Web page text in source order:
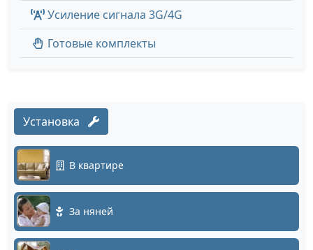
Усиление сигнала 3G/4G
Готовые комплекты
Установка
В квартире
За няней